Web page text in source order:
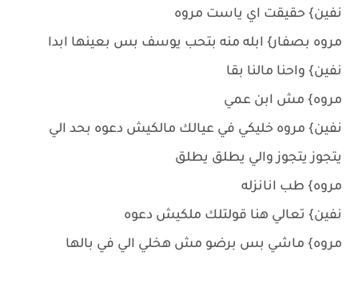
نفين} حقيقت اي ياست مروه
مروه بصفار} ابله منه بتحب يوسف بس بعينها ابدا
نفين} واحنا مالنا بقا
مروه} مش ابن عمي
نفين} مروه خليكي في عيالك مالكيش دعوه بحد الي
يتجوز يتجوز والي يطلق يطلق
مروه} طب انانزله
نفين} تعالي هنا قولتلك ملكيش دعوه
مروه} ماشي بس برضو مش هخلي الي في بالها